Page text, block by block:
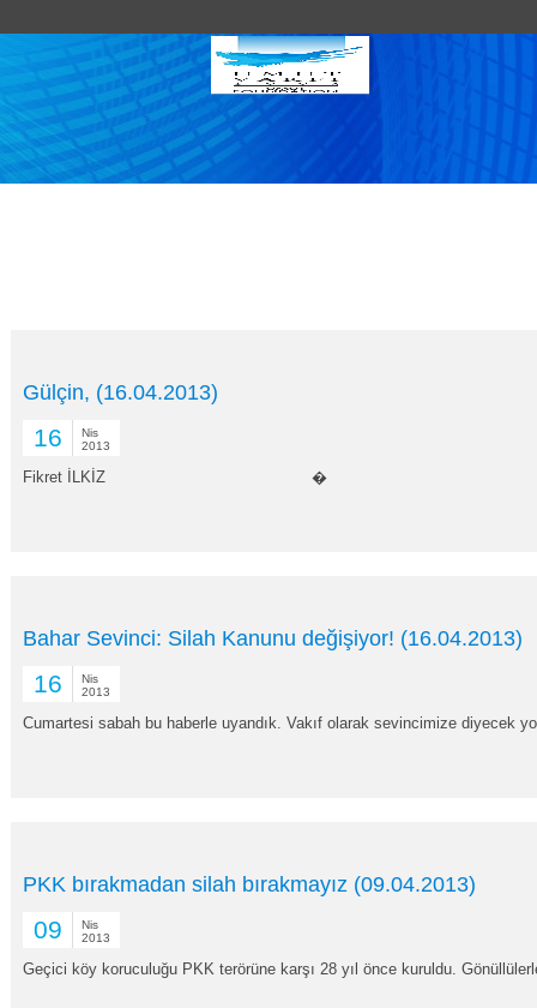
Gülçin, (16.04.2013)
16
Nis
2013
Fikret İLKİZ �
Bahar Sevinci: Silah Kanunu değişiyor! (16.04.2013)
16
Nis
2013
Cumartesi sabah bu haberle uyandık. Vakıf olarak sevincimize diyecek
PKK bırakmadan silah bırakmayız (09.04.2013)
09
Nis
2013
Geçici köy koruculuğu PKK terörüne karşı 28 yıl önce kuruldu.